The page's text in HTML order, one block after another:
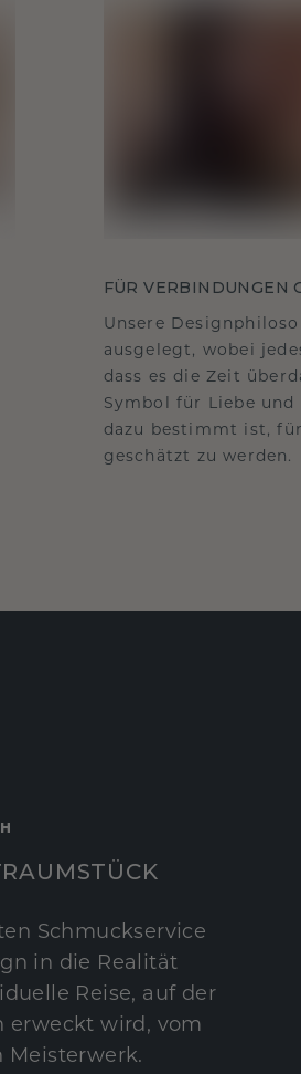
FÜR VERBINDUNGEN
Unsere
ausgelegt, wobei
dass es die Zeit
Symbol für Liebe
dazu bestimmt ist,
geschätzt zu werden.
Schmuckservice
in die Realität
Reise, auf der
erweckt wird, vom
Meisterwerk.